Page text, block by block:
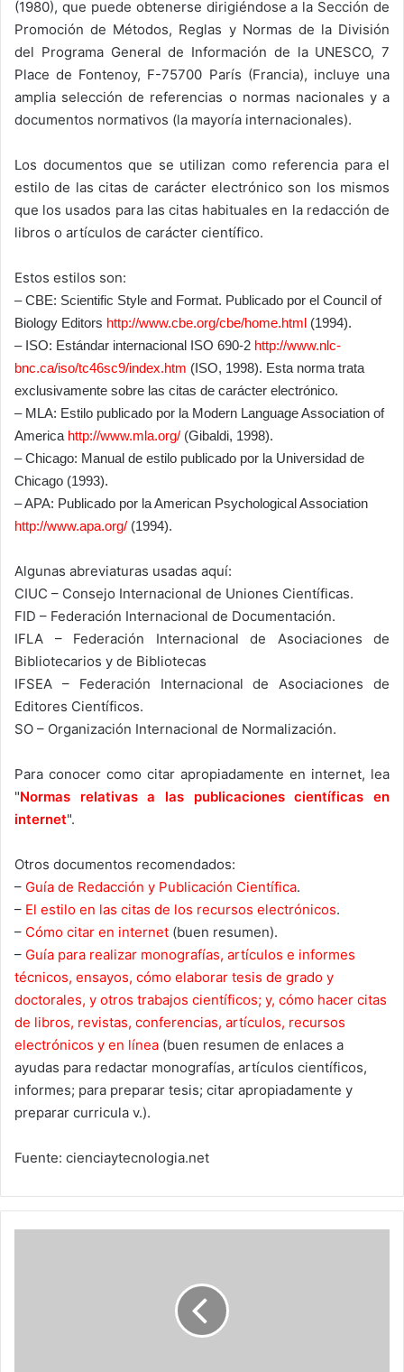
(1980), que puede obtenerse dirigiéndose a la Sección de
Promoción de Métodos, Reglas y Normas de la División
del Programa General de Información de la UNESCO, 7
Place de Fontenoy, F-75700 París (Francia), incluye una
amplia selección de referencias o normas nacionales y a
documentos normativos (la mayoría internacionales).
Los documentos que se utilizan como referencia para el
estilo de las citas de carácter electrónico son los mismos
que los usados para las citas habituales en la redacción de
libros o artículos de carácter científico.
Estos estilos son:
– CBE: Scientific Style and Format. Publicado por el Council of
Biology Editors http://www.cbe.org/cbe/home.html (1994).
– ISO: Estándar internacional ISO 690-2 http://www.nlc-
bnc.ca/iso/tc46sc9/index.htm (ISO, 1998). Esta norma trata
exclusivamente sobre las citas de carácter electrónico.
– MLA: Estilo publicado por la Modern Language Association of
America http://www.mla.org/ (Gibaldi, 1998).
– Chicago: Manual de estilo publicado por la Universidad de
Chicago (1993).
– APA: Publicado por la American Psychological Association
http://www.apa.org/ (1994).
Algunas abreviaturas usadas aquí:
CIUC – Consejo Internacional de Uniones Científicas.
FID – Federación Internacional de Documentación.
IFLA – Federación Internacional de Asociaciones de
Bibliotecarios y de Bibliotecas
IFSEA – Federación Internacional de Asociaciones de
Editores Científicos.
SO – Organización Internacional de Normalización.
Para conocer como citar apropiadamente en internet, lea
"Normas relativas a las publicaciones científicas en
internet".
Otros documentos recomendados:
– Guía de Redacción y Publicación Científica.
– El estilo en las citas de los recursos electrónicos.
– Cómo citar en internet (buen resumen).
– Guía para realizar monografías, artículos e informes
técnicos, ensayos, cómo elaborar tesis de grado y
doctorales, y otros trabajos científicos; y, cómo hacer citas
de libros, revistas, conferencias, artículos, recursos
electrónicos y en línea (buen resumen de enlaces a
ayudas para redactar monografías, artículos científicos,
informes; para preparar tesis; citar apropiadamente y
preparar curricula v.).
Fuente: cienciaytecnologia.net